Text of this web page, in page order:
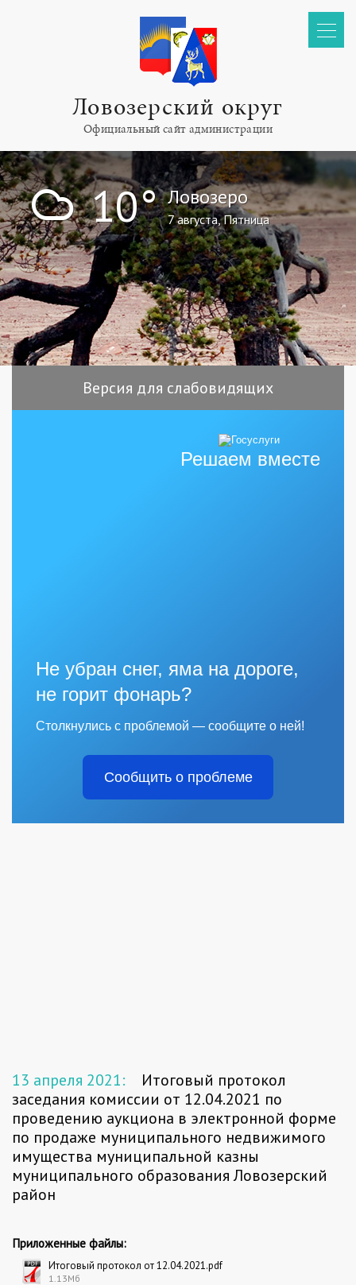
Ловозерский округ
Официальный сайт администрации
! 10° Ловозеро
7 августа, Пятница
Версия для слабовидящих
Решаем вместе
Не убран снег, яма на дороге,
не горит фонарь?
Столкнулись с проблемой — сообщите о ней!
Сообщить о проблеме
13 апреля 2021:
Итоговый протокол
заседания комиссии от 12.04.2021 по
проведению аукциона в электронной форме
по продаже муниципального недвижимого
имущества муниципальной казны
муниципального образования Ловозерский
район
Приложенные файлы:
Итоговый протокол от 12.04.2021.pdf
1.13Мб